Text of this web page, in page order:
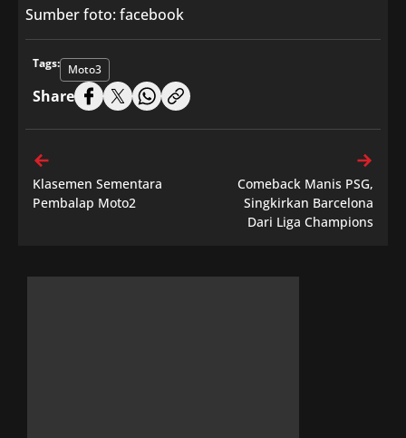
Sumber foto: facebook
Tags: Moto3
Share
Klasemen Sementara
Pembalap Moto2
Comeback Manis PSG,
Singkirkan Barcelona
Dari Liga Champions